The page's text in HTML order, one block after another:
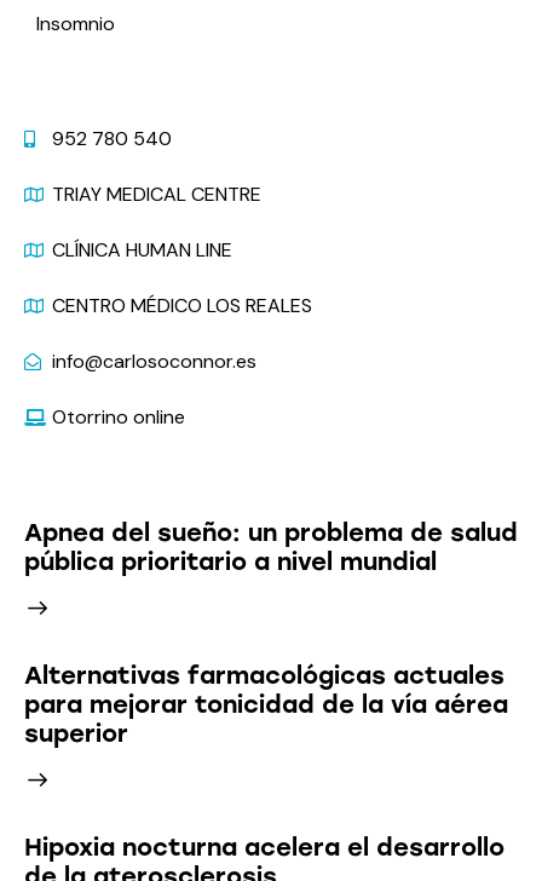
Insomnio
952 780 540
TRIAY MEDICAL CENTRE
CLÍNICA HUMAN LINE
CENTRO MÉDICO LOS REALES
info@carlosoconnor.es
Otorrino online
Apnea del sueño: un problema de salud
pública prioritario a nivel mundial
Alternativas farmacológicas actuales
para mejorar tonicidad de la vía aérea
superior
Hipoxia nocturna acelera el desarrollo